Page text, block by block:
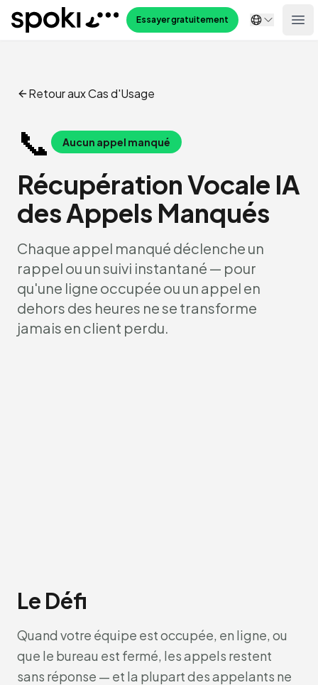
Spoki Essayer gratuitement
Retour aux Cas d'Usage
📞 Aucun appel manqué
Récupération Vocale IA
des Appels Manqués
Chaque appel manqué déclenche un
rappel ou un suivi instantané — pour
qu'une ligne occupée ou un appel en
dehors des heures ne se transforme
jamais en client perdu.
Le Défi
Quand votre équipe est occupée, en ligne, ou
que le bureau est fermé, les appels restent
sans réponse — et la plupart des appelants ne